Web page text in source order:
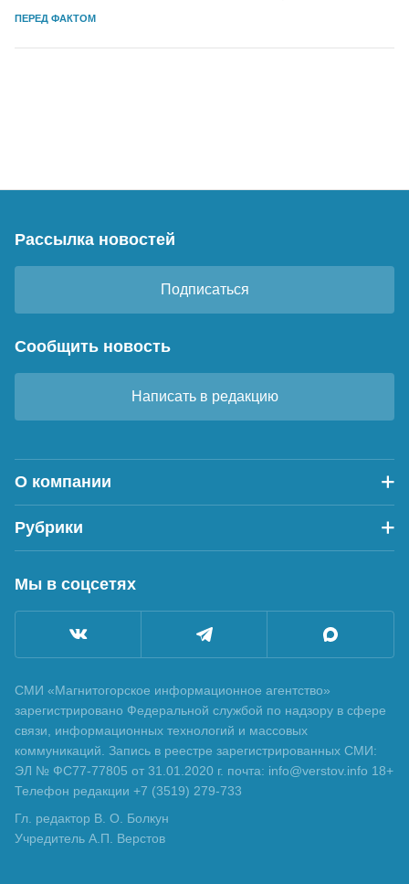
ПЕРЕД ФАКТОМ
Рассылка новостей
Подписаться
Сообщить новость
Написать в редакцию
О компании
Рубрики
Мы в соцсетях
СМИ «Магнитогорское информационное агентство»
зарегистрировано Федеральной службой по надзору в сфере
связи, информационных технологий и массовых
коммуникаций. Запись в реестре зарегистрированных СМИ:
ЭЛ № ФС77-77805 от 31.01.2020 г. почта: info@verstov.info 18+
Телефон редакции +7 (3519) 279-733
Гл. редактор В. О. Болкун
Учредитель А.П. Верстов